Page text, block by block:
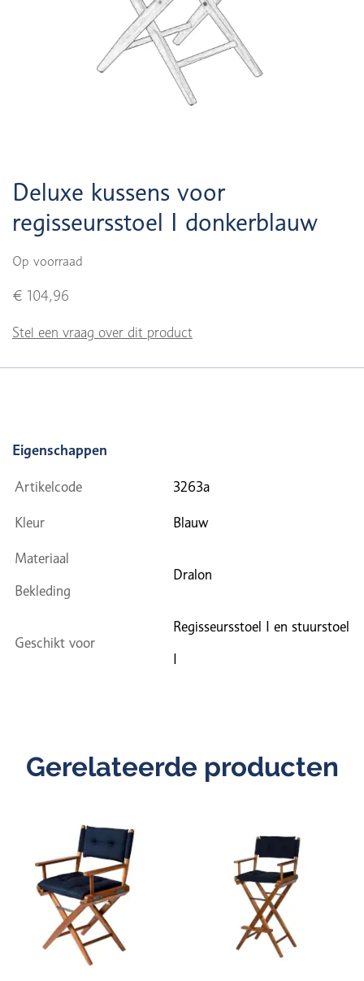
Deluxe kussens voor
regisseursstoel I donkerblauw
Op voorraad
€ 104,96
Stel een vraag over dit product
Eigenschappen
Artikelcode 3263a
Kleur Blauw
Materiaal
Bekleding
Dralon
Geschikt voor
Regisseursstoel I en stuurstoel
Gerelateerde producten